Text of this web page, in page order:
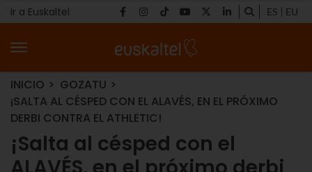
Ir a Euskaltel ES EU
INICIO
GOZATU
¡SALTA AL CÉSPED CON EL ALAVÉS, EN EL PRÓXIMO
DERBI CONTRA EL ATHLETIC!
¡Salta al césped con el